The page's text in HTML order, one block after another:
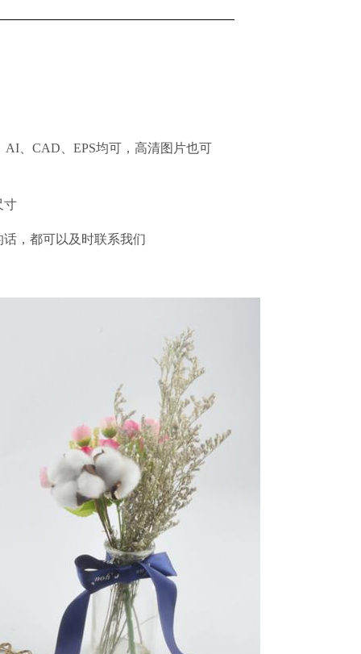
AI、CAD、EPS均可，高清图片也可
寸
，都可以及时联系我们